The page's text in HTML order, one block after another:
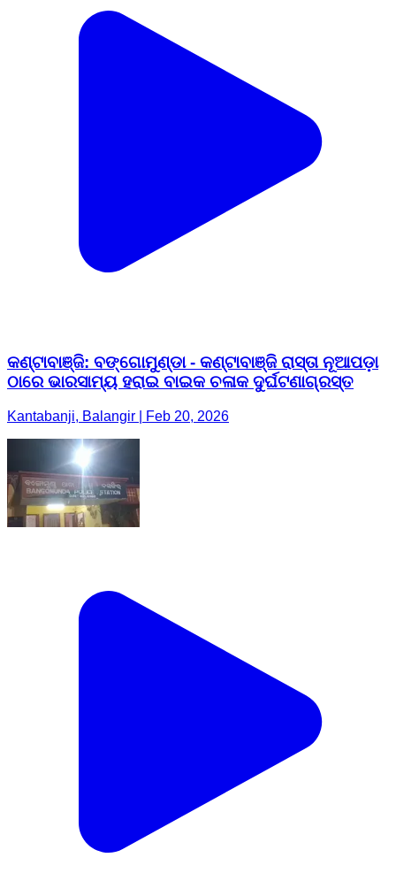
କଣ୍ଟାବାଞ୍ଜି: ବଙ୍ଗୋମୁଣ୍ଡା - କଣ୍ଟାବାଞ୍ଜି ରାସ୍ତା ନୂଆପଡ଼ା
ଠାରେ ଭାରସାମ୍ୟ ହରାଇ ବାଇକ ଚଳାକ ଦୁର୍ଘଟଣାଗ୍ରସ୍ତ
Kantabanji, Balangir | Feb 20, 2026